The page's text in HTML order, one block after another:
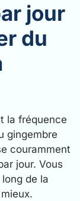
jour
du
la fréquence
gingembre
couramment
jour. Vous
de la